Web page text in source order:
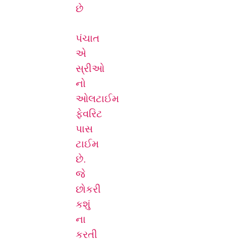
છે
પંચાત
એ
સ્રીઓ
નો
ઓલટાઈમ
ફેવરિટ
પાસ
ટાઈમ
છે.
જે
છોકરી
કશું
ના
કરતી